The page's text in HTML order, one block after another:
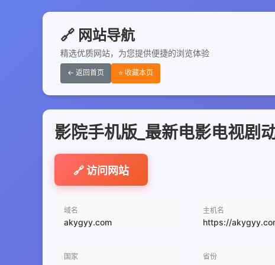
🔗 网站导航
精选优质网站，为您提供便捷的浏览体验
← 返回首页 ⭐ 收藏本页
影院手机版_最新电影电视剧
🔗 访问网站
域名
akygyy.com
主机名
https://
国家 省份